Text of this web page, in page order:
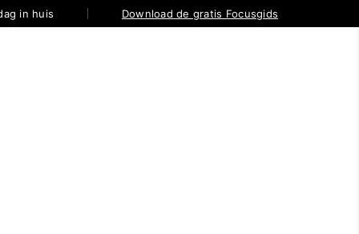
in huis Download de gratis Focusgids